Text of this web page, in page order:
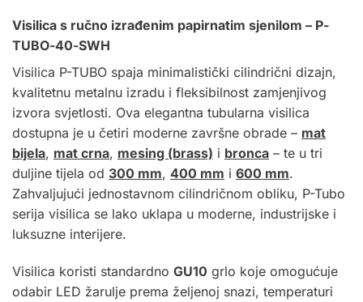
Visilica s ručno izrađenim papirnatim sjenilom – P-
TUBO-40-SWH
Visilica P-TUBO spaja minimalistički cilindrični dizajn,
kvalitetnu metalnu izradu i fleksibilnost zamjenjivog
izvora svjetlosti. Ova elegantna tubularna visilica
dostupna je u četiri moderne završne obrade – mat
bijela, mat crna, mesing (brass) i bronca – te u tri
duljine tijela od 300 mm, 400 mm i 600 mm.
Zahvaljujući jednostavnom cilindričnom obliku, P-Tubo
serija visilica se lako uklapa u moderne, industrijske i
luksuzne interijere.
Visilica koristi standardno GU10 grlo koje omogućuje
odabir LED žarulje prema željenoj snazi, temperaturi